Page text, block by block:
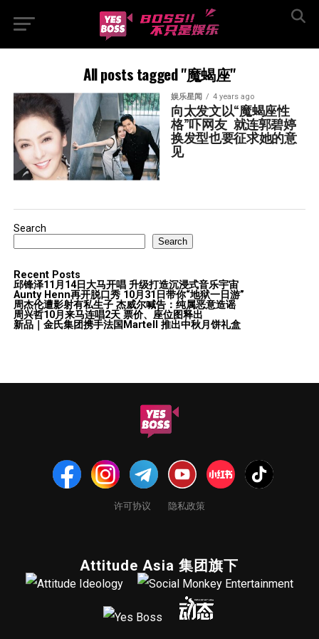
All posts tagged "魔蝎座"
娱乐星闻 4 years ago
向太发文以“魔蝎座性
格”吓网友  就连郭碧婷
换发型也要征求她的意
见
Search
Search
Recent Posts
邱锋泽11月14日大马开唱 升级打造沉浸式音乐宇宙
Aunty Henn再开脱口秀 10月31日带你“地狱一日游”
周杰伦遭影射有私生子 杰威尔喊告：纯属恶意造谣
周兴哲10月来马连唱2天 票价、座位图释出
新品｜金氏集团携手法国Martell 推出中秋月饼礼盒
许可协议 隐私政策
Attitude Asia 集团旗下